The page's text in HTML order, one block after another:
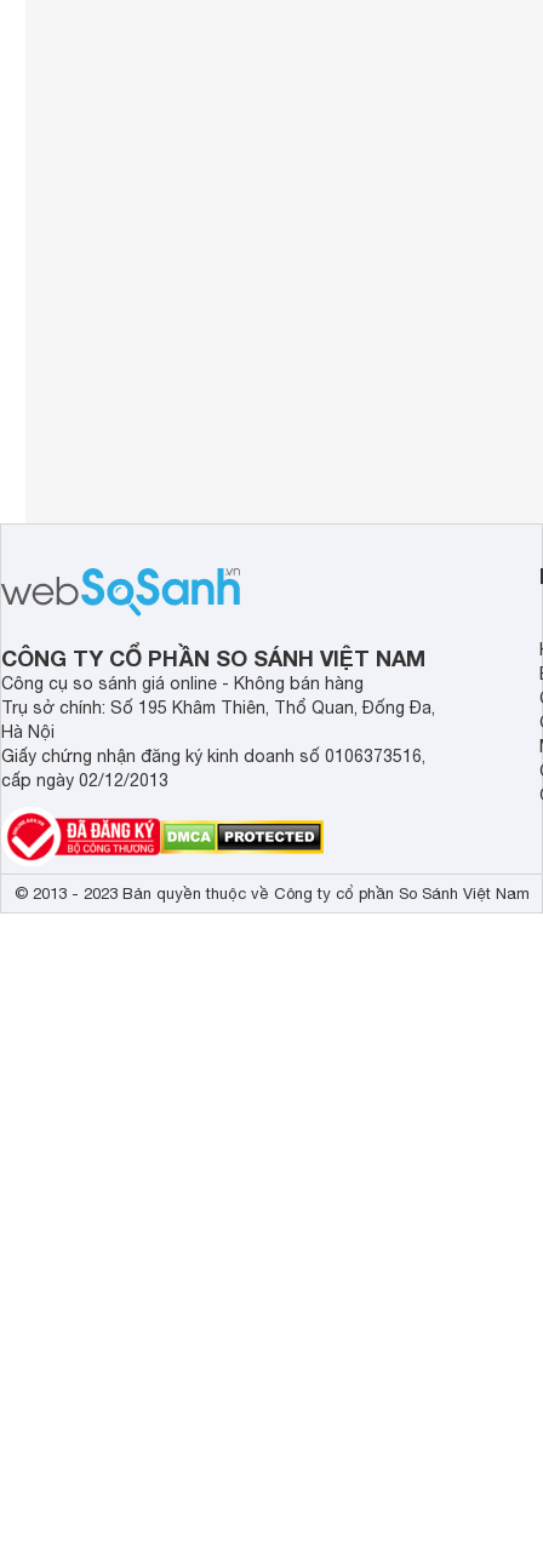
CÔNG TY CỔ PHẦN SO SÁNH VIỆT NAM
Công cụ so sánh giá online - Không bán hàng
Trụ sở chính: Số 195 Khâm Thiên, Thổ Quan, Đống Đa,
Hà Nội
Giấy chứng nhận đăng ký kinh doanh số 0106373516,
cấp ngày 02/12/2013
© 2013 - 2023 Bản quyền thuộc về Công ty cổ phần So Sánh Việt Nam